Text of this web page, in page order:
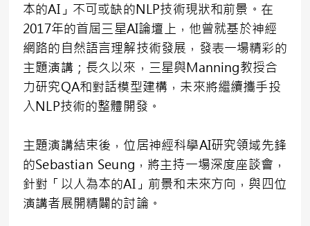
本的AI」不可或缺的NLP技術現狀和前景。在
2017年的首屆三星AI論壇上，他曾就基於神經
網路的自然語言理解技術發展，發表一場精彩的
主題演講；長久以來，三星與Manning教授合
力研究QA和對話模型建構，未來將繼續攜手投
入NLP技術的整體開發。
主題演講結束後，位居神經科學AI研究領域先鋒
的Sebastian Seung，將主持一場深度座談會，
針對「以人為本的AI」前景和未來方向，與四位
演講者展開精闢的討論。